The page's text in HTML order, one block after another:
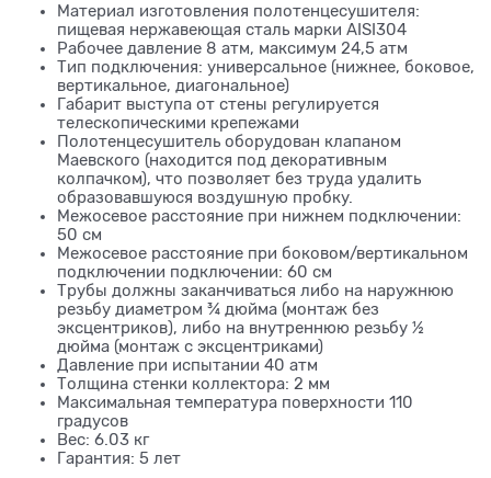
Материал изготовления полотенцесушителя:
пищевая нержавеющая сталь марки AISI304
Рабочее давление 8 атм, максимум 24,5 атм
Тип подключения: универсальное (нижнее, боковое,
вертикальное, диагональное)
Габарит выступа от стены регулируется
телескопическими крепежами
Полотенцесушитель оборудован клапаном
Маевского (находится под декоративным
колпачком), что позволяет без труда удалить
образовавшуюся воздушную пробку.
Межосевое расстояние при нижнем подключении:
50 см
Межосевое расстояние при боковом/вертикальном
подключении подключении: 60 см
Трубы должны заканчиваться либо на наружнюю
резьбу диаметром ¾ дюйма (монтаж без
эксцентриков), либо на внутреннюю резьбу ½
дюйма (монтаж с эксцентриками)
Давление при испытании 40 атм
Толщина стенки коллектора: 2 мм
Максимальная температура поверхности 110
градусов
Вес: 6.03 кг
Гарантия: 5 лет